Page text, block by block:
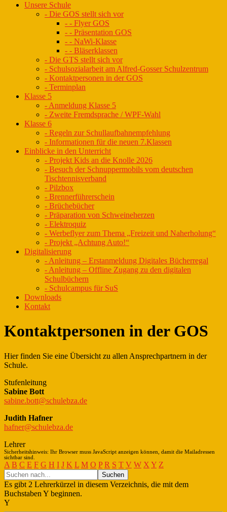
Unsere Schule
- Die GOS stellt sich vor
- - Flyer GOS
- - Präsentation GOS
- - NaWi-Klasse
- - Bläserklassen
- Die GTS stellt sich vor
- Schulsozialarbeit am Alfred-Gosser Schulzentrum
- Kontaktpersonen in der GOS
- Terminplan
Klasse 5
- Anmeldung Klasse 5
- Zweite Fremdsprache / WPF-Wahl
Klasse 6
- Regeln zur Schullaufbahnempfehlung
- Informationen für die neuen 7.Klassen
Einblicke in den Unterricht
- Projekt Kids an die Knolle 2026
- Besuch der Schnuppermobils vom deutschen
Tischtennisverband
- Pilzbox
- Brennerführerschein
- Brüchebücher
- Präparation von Schweineherzen
- Elektroquiz
- Werbeflyer zum Thema „Freizeit und Naherholung“
- Projekt „Achtung Auto!“
Digitalisierung
- Anleitung – Erstanmeldung Digitales Bücherregal
- Anleitung – Offline Zugang zu den digitalen
Schulbüchern
- Schulcampus für SuS
Downloads
Kontakt
Kontaktpersonen in der GOS
Hier finden Sie eine Übersicht zu allen Ansprechpartnern in der
Schule.
Stufenleitung
Sabine Bott
sabine.bott@schulebza.de
Judith Hafner
hafner@schulebza.de
Lehrer
Sicherheitshinweis: Ihr Browser muss JavaScript anzeigen können, damit die Mailadressen
sichtbar sind.
A B C E F G H I J K L M O P R S T V W X Y Z
Es gibt 2 Lehrerkürzel in diesem Verzeichnis, die mit dem
Buchstaben Y beginnen.
Y